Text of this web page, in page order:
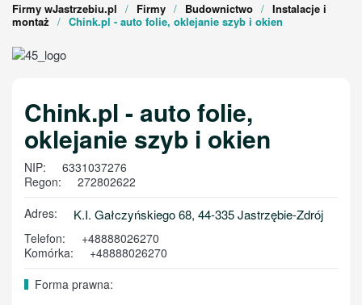
Firmy wJastrzebiu.pl Firmy Budownictwo
Instalacje i
montaż
Chink.pl - auto folie, oklejanie szyb i okien
Chink.pl - auto folie,
oklejanie szyb i okien
NIP:
6331037276
Regon:
272802622
Adres:
K.I. Gałczyńskiego 68, 44-335 Jastrzębie-Zdrój
Telefon:
+48888026270
Komórka:
+48888026270
Forma prawna: